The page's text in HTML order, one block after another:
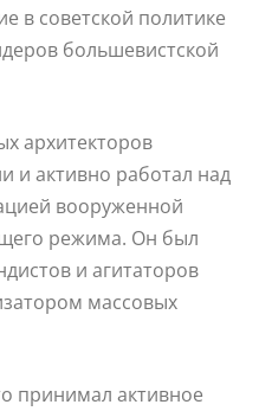
в советской политике
большевистской
архитекторов
и активно работал над
вооруженной
режима. Он был
и агитаторов
массовых
принимал активное